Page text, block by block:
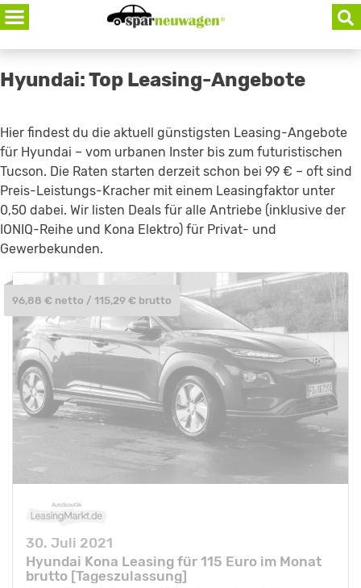
Skip
to
content
Hyundai: Top Leasing-Angebote
Hier findest du die aktuell günstigsten Leasing-Angebote
für Hyundai – vom urbanen Inster bis zum futuristischen
Tucson. Die Raten starten derzeit schon bei 99 € – oft sind
Preis-Leistungs-Kracher mit einem Leasingfaktor unter
0,50 dabei. Wir listen Deals für alle Antriebe (inklusive der
IONIQ-Reihe und Kona Elektro) für Privat- und
Gewerbekunden.
30. Juli 2021
Hyundai Kona Leasing für 115 Euro im Monat
brutto [Tageszulassung]
96,88 € netto / 115,29 € brutto